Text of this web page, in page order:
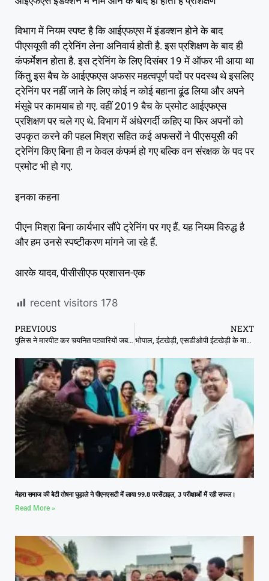
विभाग में नियम स्पष्ट है कि आईएफएस में इंडक्शन होने के बाद
पीएसयूसी की ट्रेनिंग लेना अनिवार्य होती है. इस प्रशिक्षण के बाद ही
कंफर्मेशन होता है. इस ट्रेनिंग के लिए दिसंबर 19 में ऑफर भी आया था
किंतु इस बैच के आईएफएस अफसर महत्वपूर्ण पदों पर पदस्थ थे इसलिए
ट्रेनिंग पर नहीं जाने के लिए कोई न कोई बहाना ढूंढ लिया और अपने
मंसूबे पर कामयाब हो गए. वहीं 2019 बैच के प्रमोट आईएफएस
प्रशिक्षण पर चले गए थे. विभाग में अंधेरगर्दी कहिए या फिर अपनों को
उपकृत करने की पहल मिश्रा सहित कई अफसरों ने पीएसयूसी की
ट्रेनिंग किए बिना ही न केवल कंफर्म हो गए बल्कि वन संरक्षक के पद पर
प्रमोट भी हो गए.
इनका कहना
पीएन मिश्रा बिना कार्यभार सौंपे ट्रेनिंग पर गए हैं. यह नियम विरुद्ध है
और हम उनसे स्पष्टीकरण मांगने जा रहे हैं.
आरके यादव, पीसीसीएफ प्रशासन-एक
recent visitors 178
PREVIOUS
पुलिस ने मारपीट कर चयनित पटवारियों जबरन गाड़ियों बैठाया
NEXT
भोपाल, ईटखेड़ी, एसडीओपी ईटखेड़ी के मार्गदर्शन में थाना प्रभारी ईटखेड़ी द्वारा जुए के फड पर कार्रवाई
मेहरा समाज की बेटी तोषना घुड़ाले ने पीएनएसटी में लाया 99.8 परसेंटाइल, 3 परीक्षाओं में रही सफल।
Read More »